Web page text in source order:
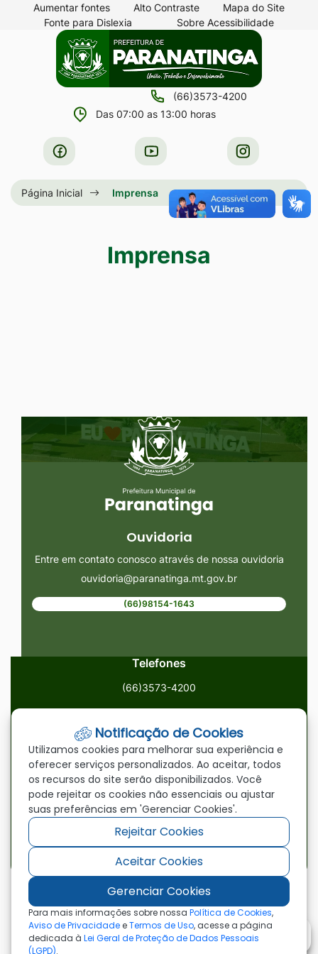
Seção
atalhos
acessibilidade
para
conteúdo
para
menu
[alt+2]
[alt+4]
Aumentar fontes Alto Contraste
Mapa do Site
Fonte para Dislexia
Sobre Acessibilidade
Seção
menu
principal
principal
(66)3573-4200
Das 07:00 as 13:00 horas
Acessar
a
Rede
Acessar
a
Rede
Social
Acessar
a
Rede
Social
Página Inicial Imprensa
Imprensa
Seção do Rodapé e Ouvidoria/
Ouvidoria
Entre em contato conosco através de nossa ouvidoria
ouvidoria@paranatinga.mt.gov.br
(66)98154-1643
Telefones
(66)3573-4200
ouvidoria@paranatinga.mt.gov.br
Localização
Av. Brasil, 1900, Centro, Paranatinga/MT, 78870-000
Redes Sociais
Acessar
a
Rede
Social
Facebook
Acessar
a
Rede
Social
Youtube
Acessar
a
Rede
Social
©2026 - Prefeitura Municipal de Paranatinga - MT
- Todos os direitos reservados
Notificação de Cookies
Utilizamos cookies para melhorar sua experiência e
oferecer serviços personalizados. Ao aceitar, todos
os recursos do site serão disponibilizados. Você
pode rejeitar os cookies não essenciais ou ajustar
suas preferências em 'Gerenciar Cookies'.
Rejeitar Cookies
Aceitar Cookies
Gerenciar Cookies
Para mais informações sobre nossa Política de Cookies,
Aviso de PrivacidadeeTermos de Uso, acesse a página
dedicada à Lei Geral de Proteção de Dados Pessoais
(LGPD).